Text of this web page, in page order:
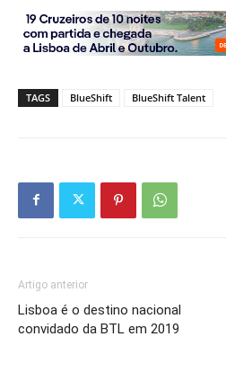
TAGS BlueShift BlueShift Talent
Artigo anterior
Lisboa é o destino nacional
convidado da BTL em 2019